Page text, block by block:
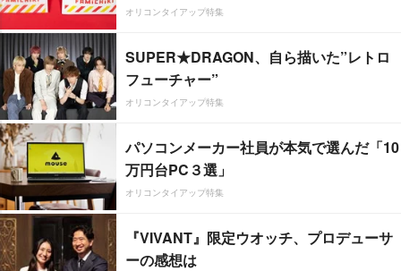
オリコンタイアップ特集
SUPER★DRAGON、自ら描いた”レトロ
フューチャー”
オリコンタイアップ特集
パソコンメーカー社員が本気で選んだ「10
万円台PC３選」
オリコンタイアップ特集
『VIVANT』限定ウオッチ、プロデューサ
ーの感想は